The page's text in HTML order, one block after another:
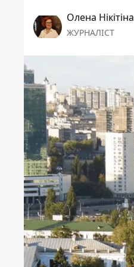
Олена Нікітіна
ЖУРНАЛІСТ